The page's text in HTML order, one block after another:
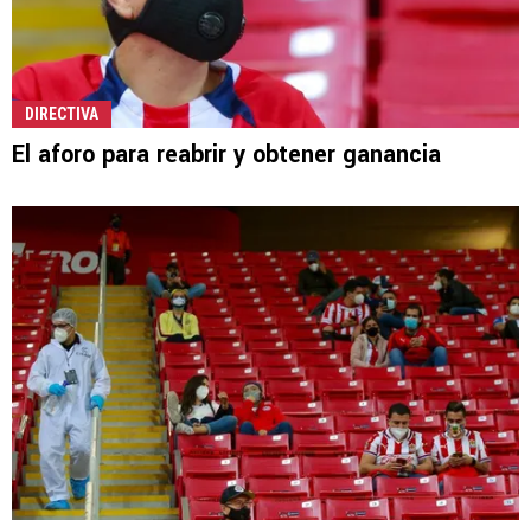
DIRECTIVA
El aforo para reabrir y obtener ganancia